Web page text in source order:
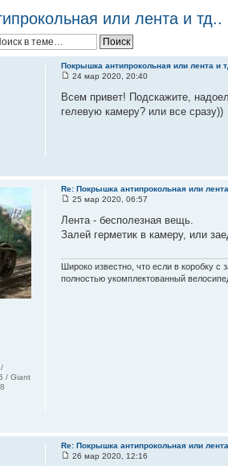
или лента и тд..
Покрышка антипрокольная или лента и
24 мар 2020, 20:40
Всем привет! Подскажите,
гелевую камеру? или все сразу))
Re: Покрышка антипрокольная или лента
25 мар 2020, 06:57
Лента - бесполезная вещь.
Залей герметик в камеру, или
Широко известно, что если в коробку с
полностью укомплектованный
/ Giant
Re: Покрышка антипрокольная или лента
26 мар 2020, 12:16